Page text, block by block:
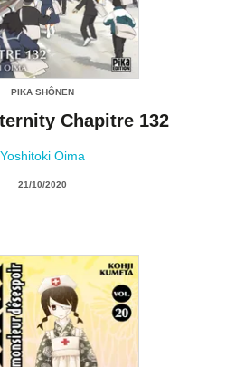
PIKA SHÔNEN
Chapitre 132
Yoshitoki Oima
21/10/2020